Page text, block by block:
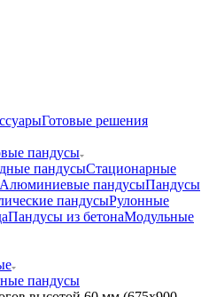
Готовые решения
пандусы
пандусыСтационарные
Алюминиевые пандусыПандусы
пандусыРулонные
Пандусы из бетонаМодульные
пандусы